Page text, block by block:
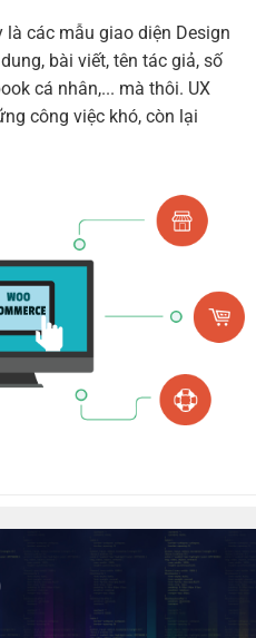
là các mẫu giao diện Design
bài viết, tên tác giả, số
cá nhân,... mà thôi. UX
công việc khó, còn lại